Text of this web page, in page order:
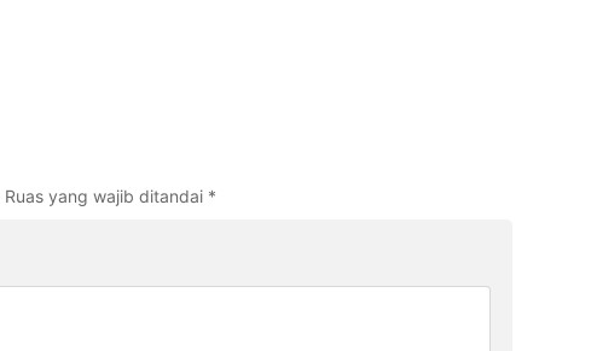
Ruas yang wajib ditandai *